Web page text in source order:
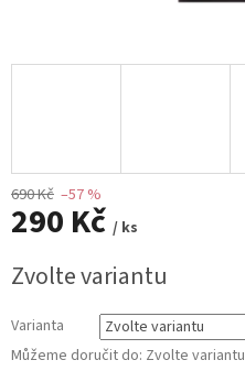
690 Kč –57 %
290 Kč / ks
cena:
Zvolte variantu
Varianta
Můžeme doručit do: Zvolte variantu